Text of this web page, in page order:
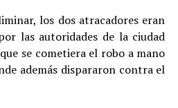
los dos atracadores eran
las autoridades de la ciudad
se cometiera el robo a mano
además dispararon contra el